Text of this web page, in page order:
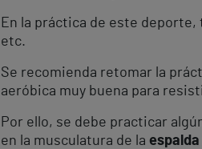
En la práctica de este
etc.
Se recomienda retomar la
aeróbica muy buena para
Por ello, se debe practicar
en la musculatura de la